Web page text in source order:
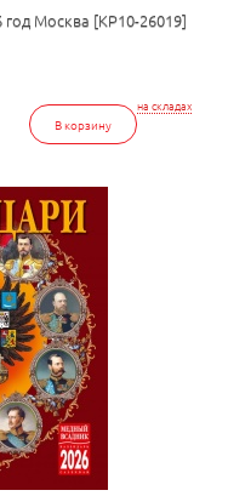
Москва [КР10-26019]
на складах
В корзину